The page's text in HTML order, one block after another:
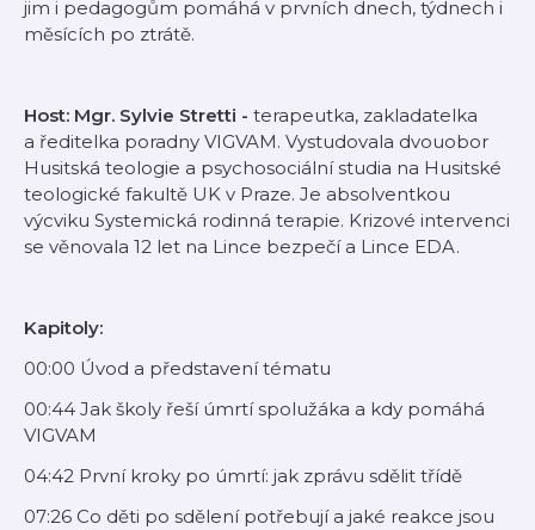
jim i pedagogům pomáhá v prvních dnech, týdnech i
měsících po ztrátě.
Host: Mgr. Sylvie Stretti - terapeutka, zakladatelka
a ředitelka poradny VIGVAM. Vystudovala dvouobor
Husitská teologie a psychosociální studia na Husitské
teologické fakultě UK v Praze. Je absolventkou
výcviku Systemická rodinná terapie. Krizové intervenci
se věnovala 12 let na Lince bezpečí a Lince EDA.
Kapitoly:
00:00 Úvod a představení tématu
00:44 Jak školy řeší úmrtí spolužáka a kdy pomáhá
VIGVAM
04:42 První kroky po úmrtí: jak zprávu sdělit třídě
07:26 Co děti po sdělení potřebují a jaké reakce jsou